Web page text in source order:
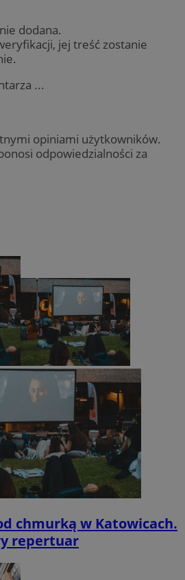
dodana.
jej treść zostanie
...
opiniami użytkowników.
odpowiedzialności za
chmurką w Katowicach.
repertuar